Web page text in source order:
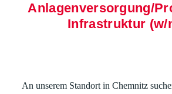
Anlagenversorgung/
Infrastruktur (w/
An unserem Standort in Chemnitz